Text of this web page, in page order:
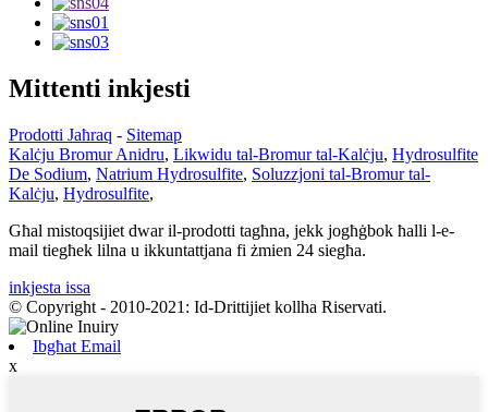
Mittenti inkjesti
Prodotti Jaħraq - Sitemap
Kalċju Bromur Anidru, Likwidu tal-Bromur tal-Kalċju, Hydrosulfite
De Sodium, Natrium Hydrosulfite, Soluzzjoni tal-Bromur tal-
Kalċju, Hydrosulfite,
Għal mistoqsijiet dwar il-prodotti tagħna, jekk jogħġbok ħalli l-e-
mail tiegħek lilna u ikkuntattjana fi żmien 24 siegħa.
inkjesta issa
© Copyright - 2010-2021: Id-Drittijiet kollha Riservati.
Ibgħat Email
x